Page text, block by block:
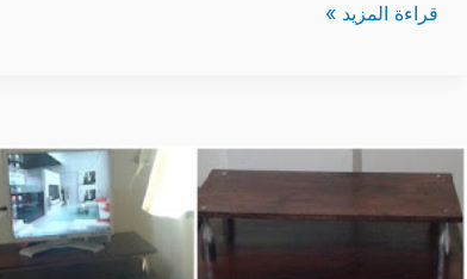
قراءة المزيد »
كمبيوتر